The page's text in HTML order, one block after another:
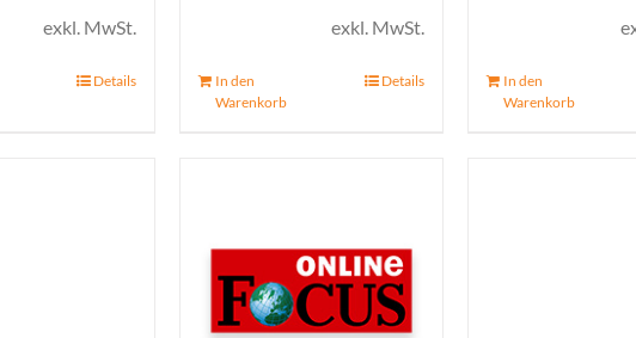
ist:
0,00 €.
exkl. MwSt.
Details
Preis
2.450,00 €
Preis
1.900,00 €.
exkl. MwSt.
In den
Warenkorb
Details
Preis
350,00
In den
Warenkorb